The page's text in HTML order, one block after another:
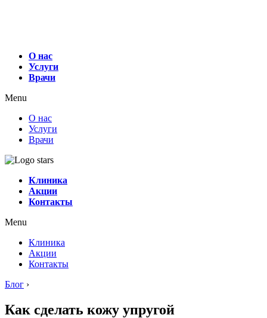
О нас
Услуги
Врачи
Menu
О нас
Услуги
Врачи
Клиника
Акции
Контакты
Menu
Клиника
Акции
Контакты
Блог ›
Как сделать кожу упругой